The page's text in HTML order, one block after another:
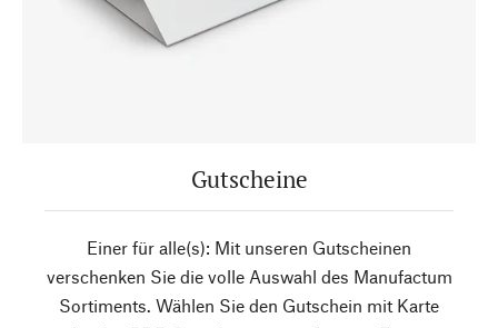
Gutscheine
Einer für alle(s): Mit unseren Gutscheinen
verschenken Sie die volle Auswahl des Manufactum
Sortiments. Wählen Sie den Gutschein mit Karte